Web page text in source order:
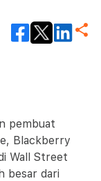
pembuat
Blackberry
Wall Street
besar dari